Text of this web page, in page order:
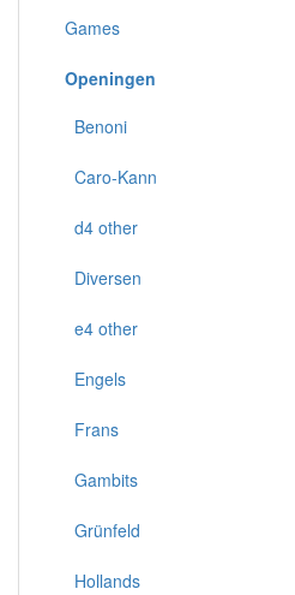
Games
Openingen
Benoni
Caro-Kann
d4 other
Diversen
e4 other
Engels
Frans
Gambits
Grünfeld
Hollands